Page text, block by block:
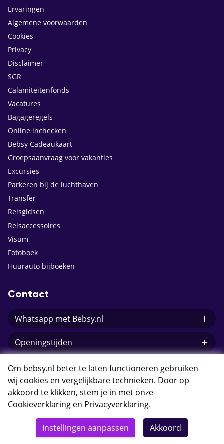
Ervaringen
Algemene voorwaarden
Cookies
Privacy
Disclaimer
SGR
Calamiteitenfonds
Vacatures
Bagageregels
Online inchecken
Bebsy Cadeaukaart
Groepsaanvraag voor vakanties
Excursies
Parkeren bij de luchthaven
Transfer
Reisgidsen
Reisaccessoires
Visum
Fotoboek
Huurauto bijboeken
Contact
Whatsapp met Bebsy.nl
Openingstijden
E-mail Bebsy.nl
© 2026 Bebsy.nl
Om bebsy.nl beter te laten functioneren gebruiken
wij cookies en vergelijkbare technieken. Door op
akkoord te klikken, stem je in met onze
Cookieverklaring en Privacyverklaring.
Instellingen aanpassen Akkoord